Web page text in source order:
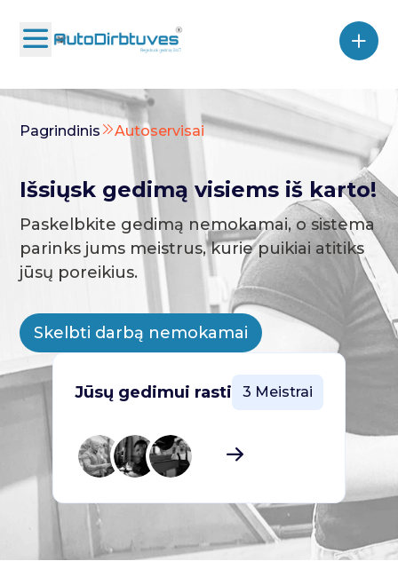
Pagrindinis Autoservisai
Išsiųsk gedimą visiems iš karto!
Paskelbkite gedimą nemokamai, o sistema
parinks jums meistrus, kurie puikiai atitiks
jūsų poreikius.
Skelbti darbą nemokamai
Jūsų gedimui rasti 3 Meistrai